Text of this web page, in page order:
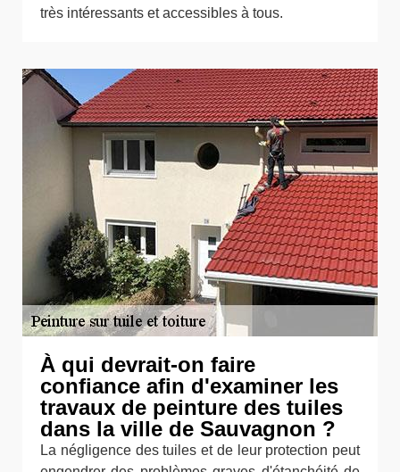
très intéressants et accessibles à tous.
À qui devrait-on faire
confiance afin d'examiner les
travaux de peinture des tuiles
dans la ville de Sauvagnon ?
La négligence des tuiles et de leur protection peut